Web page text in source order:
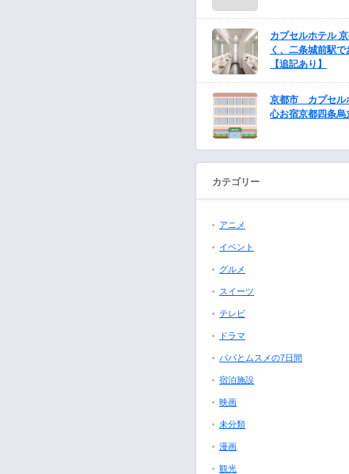
カプセルホテル
く、二条城前駅で
【追記あり】
京都市 カプセ
心お宿京都四条烏
カテゴリー
アニメ
イベント
グルメ
スイーツ
テレビ
ドラマ
パパとムスメの7日間
宿泊施設
映画
未分類
漫画
観光